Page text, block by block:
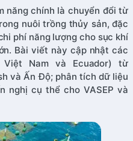
năng chính là chuyển đổi từ
nuôi trồng thủy sản, đặc
phí năng lượng cho sục khí
Bài viết này cập nhật các
Nam và Ecuador) từ
và Ấn Độ; phân tích dữ liệu
nghị cụ thể cho VASEP và